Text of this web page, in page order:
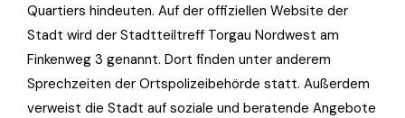
Quartiers hindeuten. Auf der offiziellen Website der
Stadt wird der Stadtteiltreff Torgau Nordwest am
Finkenweg 3 genannt. Dort finden unter anderem
Sprechzeiten der Ortspolizeibehörde statt. Außerdem
verweist die Stadt auf soziale und beratende Angebote